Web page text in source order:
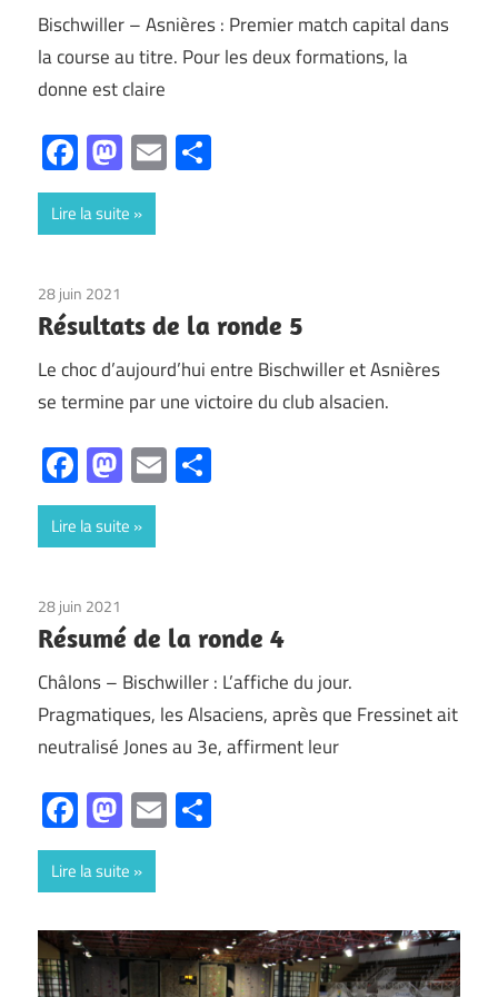
Bischwiller – Asnières : Premier match capital dans
la course au titre. Pour les deux formations, la
donne est claire
Facebook
Mastodon
Email
Lire la suite
28 juin 2021
Résultats de la ronde 5
Le choc d’aujourd’hui entre Bischwiller et Asnières
se termine par une victoire du club alsacien.
Facebook
Mastodon
Email
Lire la suite
28 juin 2021
Résumé de la ronde 4
Châlons – Bischwiller : L’affiche du jour.
Pragmatiques, les Alsaciens, après que Fressinet ait
neutralisé Jones au 3e, affirment leur
Facebook
Mastodon
Email
Lire la suite